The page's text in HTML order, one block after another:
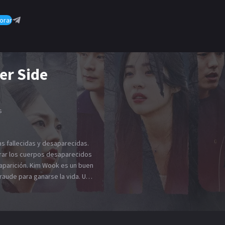
Side
fallecidas y desaparecidas.
los cuerpos desaparecidos
Kim Wook es un buen
para ganarse la vida. Un
los muertos desaparecidos.
personas desaparecidas. Él